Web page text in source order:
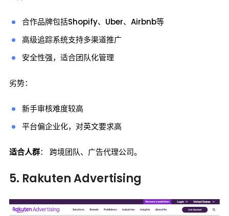
合作品牌包括Shopify、Uber、Airbnb等
高级追踪系统支持多渠道推广
安全性强，适合团队化管理
劣势：
新手审核难度较高
平台偏企业化，对英文要求高
适合人群： 跨境团队、广告代理公司。
5. Rakuten Advertising